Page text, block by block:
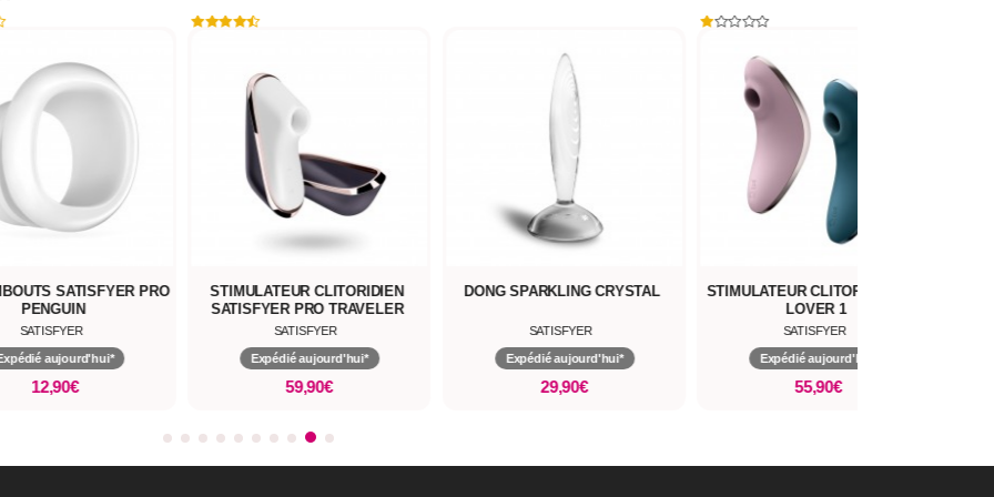
SATISFYER PRO
PENGUIN
SATISFYER
aujourd'hui*
12,90€
STIMULATEUR CLITORIDIEN
SATISFYER PRO TRAVELER
SATISFYER
Expédié aujourd'hui*
59,90€
DONG SPARKLING CRYSTAL
SATISFYER
Expédié aujourd'hui*
29,90€
STIMULATEUR CLITORIS VULVA
LOVER 1
SATISFYER
Expédié aujourd'hui*
55,90€